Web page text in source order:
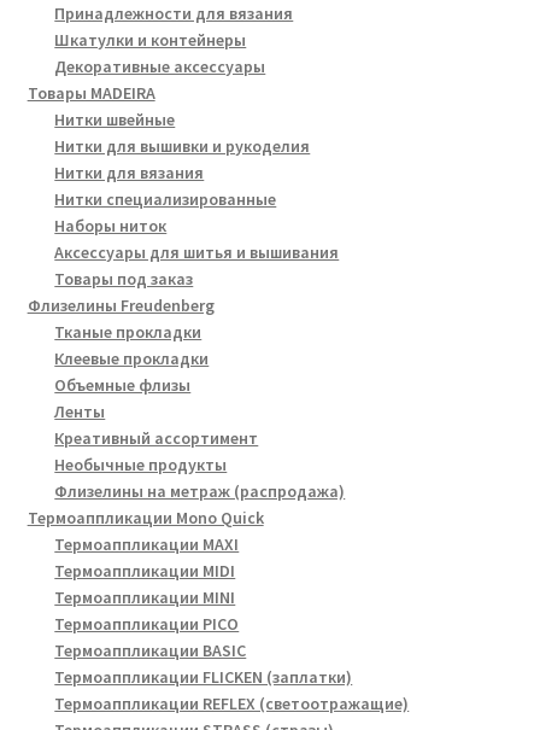
Принадлежности для вязания
Шкатулки и контейнеры
Декоративные аксессуары
Товары MADEIRA
Нитки швейные
Нитки для вышивки и рукоделия
Нитки для вязания
Нитки специализированные
Наборы ниток
Аксессуары для шитья и вышивания
Товары под заказ
Флизелины Freudenberg
Тканые прокладки
Клеевые прокладки
Объемные флизы
Ленты
Креативный ассортимент
Необычные продукты
Флизелины на метраж (распродажа)
Термоаппликации Mono Quick
Термоаппликации MAXI
Термоаппликации MIDI
Термоаппликации MINI
Термоаппликации PICO
Термоаппликации BASIC
Термоаппликации FLICKEN (заплатки)
Термоаппликации REFLEX (светоотражащие)